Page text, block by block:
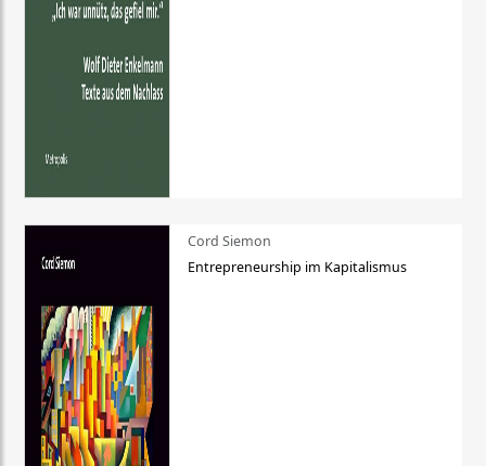
Cord Siemon
Entrepreneurship im Kapitalismus